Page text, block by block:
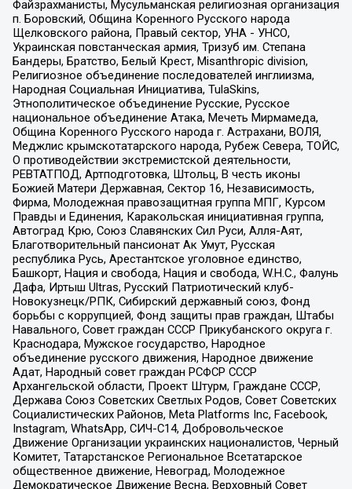
Файзрахманисты, Мусульманская религиозная организация
п. Боровский, Община Коренного Русского народа
Щелковского района, Правый сектор, УНА - УНСО,
Украинская повстанческая армия, Тризуб им. Степана
Бандеры, Братство, Белый Крест, Misanthropic division,
Религиозное объединение последователей инглиизма,
Народная Социальная Инициатива, TulaSkins,
Этнополитическое объединение Русские, Русское
национальное объединение Атака, Мечеть Мирмамеда,
Община Коренного Русского народа г. Астрахани, ВОЛЯ,
Меджлис крымскотатарского народа, Рубеж Севера, ТОЙС,
О противодействии экстремистской деятельности,
РЕВТАТПОД, Артподготовка, Штольц, В честь иконы
Божией Матери Державная, Сектор 16, Независимость,
Фирма, Молодежная правозащитная группа МПГ, Курсом
Правды и Единения, Каракольская инициативная группа,
Автоград Крю, Союз Славянских Сил Руси, Алля-Аят,
Благотворительный пансионат Ак Умут, Русская
республика Русь, Арестантское уголовное единство,
Башкорт, Нация и свобода, Нация и свобода, W.H.С., Фалунь
Дафа, Иртыш Ultras, Русский Патриотический клуб-
Новокузнецк/РПК, Сибирский державный союз, Фонд
борьбы с коррупцией, Фонд защиты прав граждан, Штабы
Навального, Совет граждан СССР Прикубанского округа г.
Краснодара, Мужское государство, Народное
объединение русского движения, Народное движение
Адат, Народный совет граждан РСФСР СССР
Архангельской области, Проект Штурм, Граждане СССР,
Держава Союз Советских Светлых Родов, Совет Советских
Социалистических Районов, Meta Platforms Inc, Facebook,
Instagram, WhatsApp, СИЧ-С14, Добровольческое
Движение Организации украинских националистов, Черный
Комитет, Татарстанское Региональное Всетатарское
общественное движение, Невоград, Молодежное
Демократическое Движение Весна, Верховный Совет